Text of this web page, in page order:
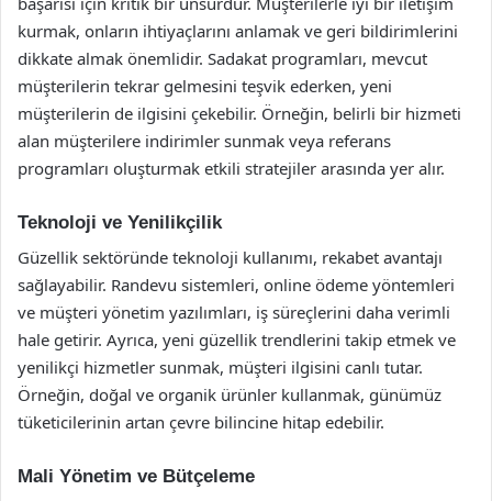
kurmak, onların ihtiyaçlarını anlamak ve geri bildirimlerini
dikkate almak önemlidir. Sadakat programları, mevcut
müşterilerin tekrar gelmesini teşvik ederken, yeni
müşterilerin de ilgisini çekebilir. Örneğin, belirli bir hizmeti
alan müşterilere indirimler sunmak veya referans
programları oluşturmak etkili stratejiler arasında yer alır.
Teknoloji ve Yenilikçilik
Güzellik sektöründe teknoloji kullanımı, rekabet avantajı
sağlayabilir. Randevu sistemleri, online ödeme yöntemleri
ve müşteri yönetim yazılımları, iş süreçlerini daha verimli
hale getirir. Ayrıca, yeni güzellik trendlerini takip etmek ve
yenilikçi hizmetler sunmak, müşteri ilgisini canlı tutar.
Örneğin, doğal ve organik ürünler kullanmak, günümüz
tüketicilerinin artan çevre bilincine hitap edebilir.
Mali Yönetim ve Bütçeleme